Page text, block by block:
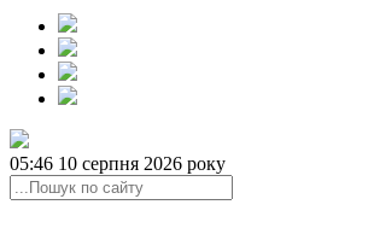
05:46 10 серпня 2026 року